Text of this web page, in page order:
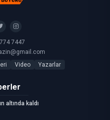
7447
Video Yazarlar
altında kaldı